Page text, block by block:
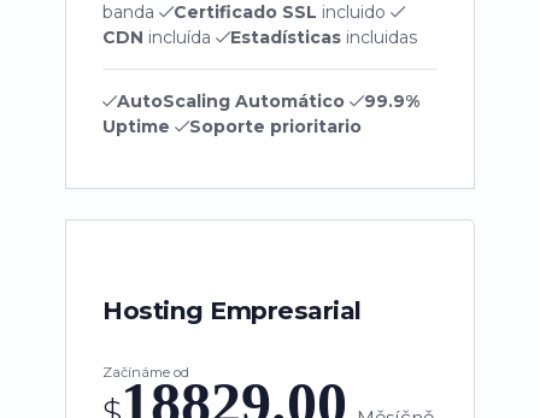
banda
Certificado SSL incluido
CDN incluída Estadísticas incluidas
AutoScaling Automático
99.9%
Uptime
Soporte prioritario
Hosting Empresarial
Začínáme od
18829.00